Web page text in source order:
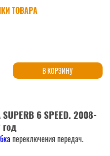
ТОВАРА
В КОРЗИНУ
6 SPEED. 2008-
год
переключения передач.